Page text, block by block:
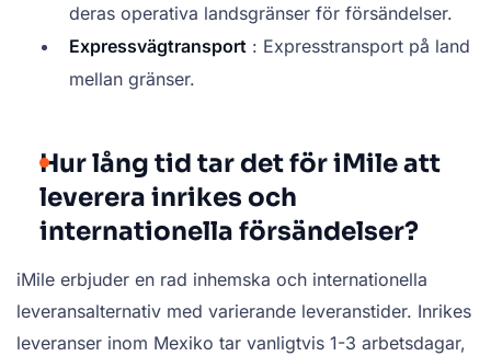
deras operativa landsgränser för försändelser.
Expressvägtransport : Expresstransport på land
mellan gränser.
Hur lång tid tar det för iMile att
leverera inrikes och
internationella försändelser?
iMile erbjuder en rad inhemska och internationella
leveransalternativ med varierande leveranstider. Inrikes
leveranser inom Mexiko tar vanligtvis 1-3 arbetsdagar,